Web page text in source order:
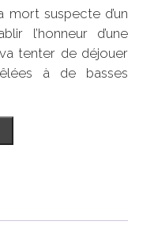
mort suspecte d’un
l’honneur d’une
tenter de déjouer
à de basses